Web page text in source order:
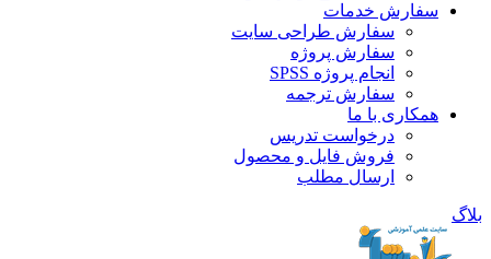
سفارش خدمات
سفارش طراحی سایت
سفارش پروژه
انجام پروژه SPSS
سفارش ترجمه
همکاری با ما
درخواست تدریس
فروش فایل و محصول
ارسال مطلب